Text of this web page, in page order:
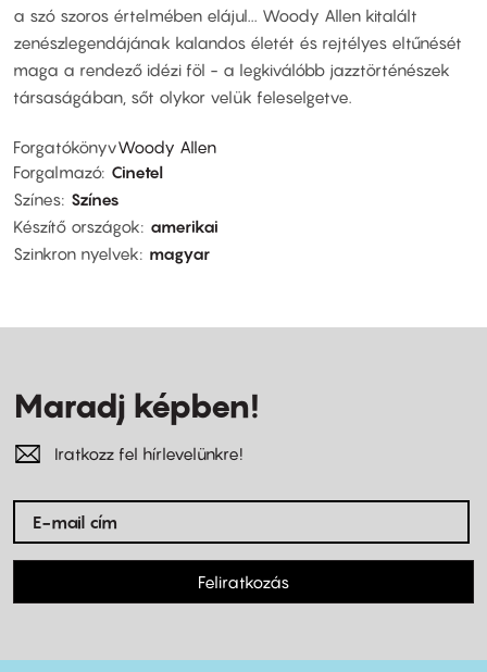
a szó szoros értelmében elájul... Woody Allen kitalált
zenészlegendájának kalandos életét és rejtélyes eltűnését
maga a rendező idézi föl - a legkiválóbb jazztörténészek
társaságában, sőt olykor velük feleselgetve.
ForgatókönyvWoody Allen
Forgalmazó Cinetel
Színes Színes
Készítő országok
amerikai
Szinkron nyelvek
magyar
Maradj képben!
Iratkozz fel hírlevelünkre!
Feliratkozás